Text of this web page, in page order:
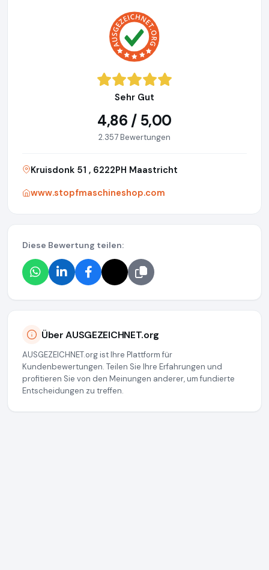
Sehr Gut
4,86 / 5,00
2.357 Bewertungen
Kruisdonk 51 , 6222PH Maastricht
www.stopfmaschineshop.com
Diese Bewertung teilen:
Über AUSGEZEICHNET.org
AUSGEZEICHNET.org ist Ihre Plattform für
Kundenbewertungen. Teilen Sie Ihre Erfahrungen und
profitieren Sie von den Meinungen anderer, um fundierte
Entscheidungen zu treffen.